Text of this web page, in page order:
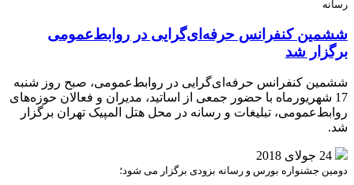
رسانه
ششمین کنفرانس حرفه‌ای‌گرایی در روابط‌عمومی
برگزار شد
ششمین کنفرانس حرفه‌ای‌گرایی در روابط‌عمومی، صبح روز شنبه
17 شهریورماه با حضور جمعی از اساتید، مدیران و فعالان حوزه‌های
روابط‌عمومی، تبلیغات و رسانه در محل هتل المپیک تهران برگزار
شد.
24 جولای 2018
دومین جشنواره بورس و رسانه بزودی برگزار می شود؛